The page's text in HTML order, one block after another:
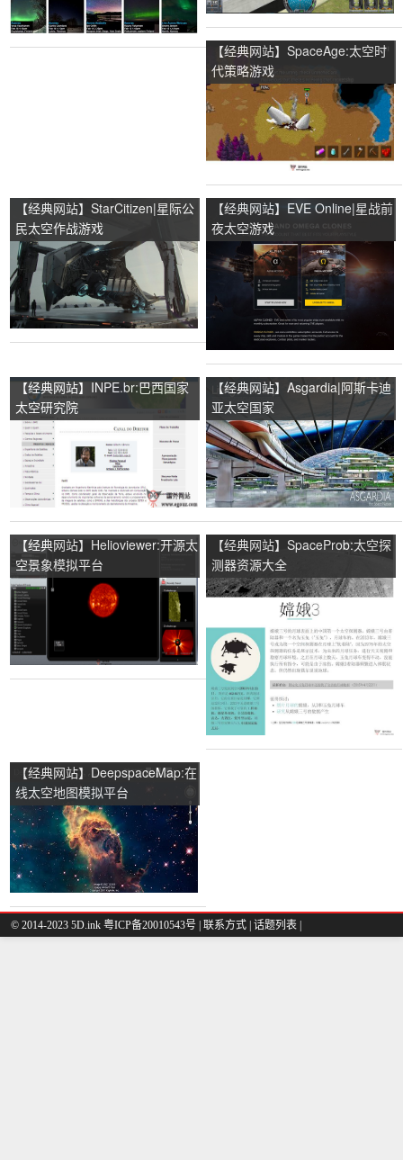
【经典网站】SpaceAge:太空时
代策略游戏
【经典网站】StarCitizen|星际公
民太空作战游戏
【经典网站】EVE Online|星战前
夜太空游戏
【经典网站】INPE.br:巴西国家
太空研究院
【经典网站】Asgardia|阿斯卡迪
亚太空国家
【经典网站】Helioviewer:开源太
空景象模拟平台
【经典网站】SpaceProb:太空探
测器资源大全
【经典网站】DeepspaceMap:在
线太空地图模拟平台
© 2014-2023 5D.ink 粤ICP备20010543号 联系方式 话题列表